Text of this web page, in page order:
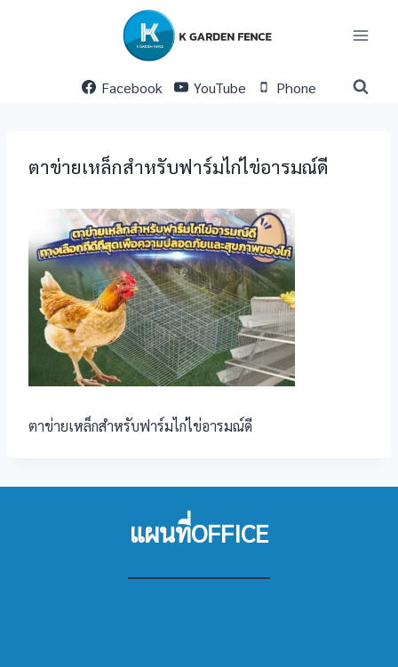
Facebook
YouTube Phone
ตาข่ายเหล็กสำหรับฟาร์มไก่ไข่อารมณ์ดี
ตาข่ายเหล็กสำหรับฟาร์มไก่ไข่อารมณ์ดี
แผนที่OFFICE